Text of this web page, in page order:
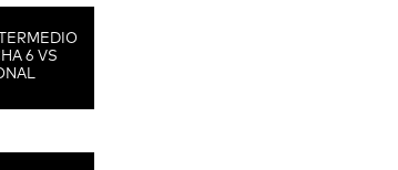
6 VS